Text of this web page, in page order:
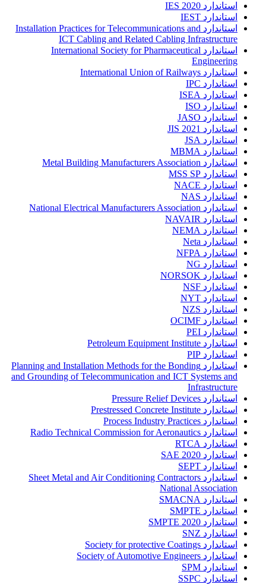
استاندارد IES 2020
استاندارد IEST
استاندارد Installation Practices for Telecommunications and
ICT Cabling and Related Cabling Infrastructure
استاندارد International Society for Pharmaceutical
Engineering
استاندارد International Union of Railways
استاندارد IPC
استاندارد ISEA
استاندارد ISO
استاندارد JASO
استاندارد JIS 2021
استاندارد JSA
استاندارد MBMA
استاندارد Metal Building Manufacturers Association
استاندارد MSS SP
استاندارد NACE
استاندارد NAS
استاندارد National Electrical Manufacturers Association
استاندارد NAVAIR
استاندارد NEMA
استاندارد Neta
استاندارد NFPA
استاندارد NG
استاندارد NORSOK
استاندارد NSF
استاندارد NYT
استاندارد NZS
استاندارد OCIMF
استاندارد PEI
استاندارد Petroleum Equipment Institute
استاندارد PIP
استاندارد Planning and Installation Methods for the Bonding
and Grounding of Telecommunication and ICT Systems and
Infrastructure
استاندارد Pressure Relief Devices
استاندارد Prestressed Concrete Institute
استاندارد Process Industry Practices
استاندارد Radio Technical Commission for Aeronautics
استاندارد RTCA
استاندارد SAE 2020
استاندارد SEPT
استاندارد Sheet Metal and Air Conditioning Contractors
National Association
استاندارد SMACNA
استاندارد SMPTE
استاندارد SMPTE 2020
استاندارد SNZ
استاندارد Society for protective Coatings
استاندارد Society of Automotive Engineers
استاندارد SPM
استاندارد SSPC